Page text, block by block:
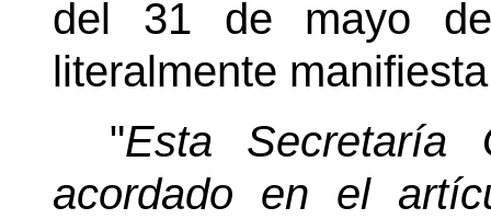
del 31 de mayo
literalmente
"Esta Secretaría
acordado en el